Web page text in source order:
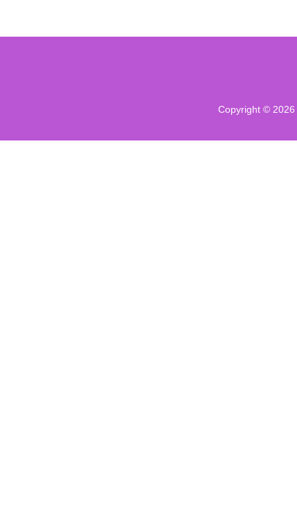
Copyright © 2026